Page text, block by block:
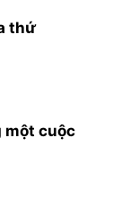
thứ
một cuộc